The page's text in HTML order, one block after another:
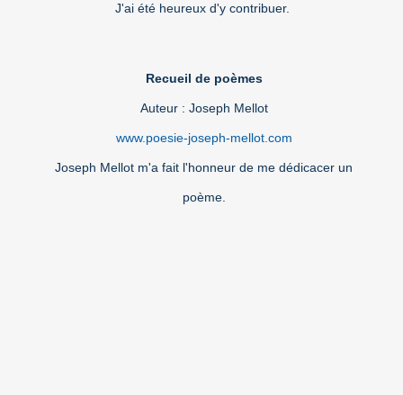
J'ai été heureux d'y contribuer.
Recueil de poèmes
Auteur : Joseph Mellot
www.poesie-joseph-mellot.com
Joseph Mellot m'a fait l'honneur de me dédicacer un
poème.